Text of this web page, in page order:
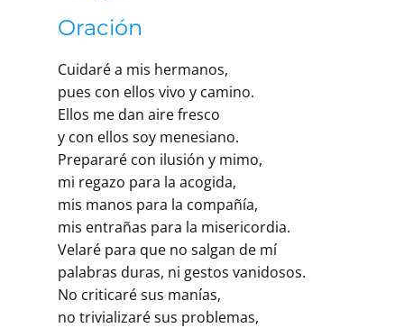
Familia Menesiana
Pastoral Vocacional
Recursos
Contacto
Buscar
Oración
Cuidaré a mis hermanos,
pues con ellos vivo y camino.
Ellos me dan aire fresco
y con ellos soy menesiano.
Prepararé con ilusión y mimo,
mi regazo para la acogida,
mis manos para la compañía,
mis entrañas para la misericordia.
Velaré para que no salgan de mí
palabras duras, ni gestos vanidosos.
No criticaré sus manías,
no trivializaré sus problemas,